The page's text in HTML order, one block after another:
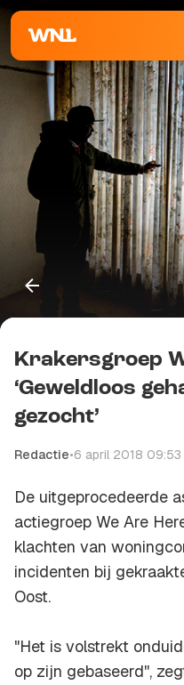
Krakersgroep
‘Geweldloos
gezocht’
Redactie•6 april 2018 09:53
De uitgeprocedeerde
actiegroep We Are
klachten van
incidenten bij
Oost.
"Het is volstrekt
op zijn gebaseerd'',